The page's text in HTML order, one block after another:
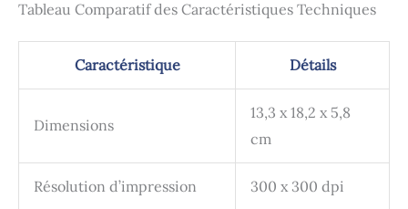
Tableau Comparatif des Caractéristiques Techniques
Caractéristique Détails
Dimensions
13,3 x 18,2 x 5,8
cm
Résolution d’impression 300 x 300 dpi